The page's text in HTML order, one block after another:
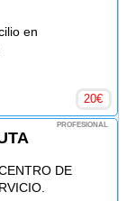
en
20€
PROFESIONAL
DE